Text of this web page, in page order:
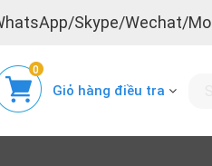
Skype/Wechat/
Giỏ hàng điều tra
0